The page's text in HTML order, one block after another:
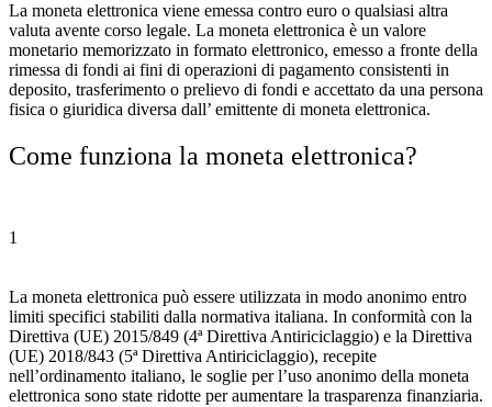
La moneta elettronica viene emessa contro euro o qualsiasi altra
valuta avente corso legale. La moneta elettronica è un valore
monetario memorizzato in formato elettronico, emesso a fronte della
rimessa di fondi ai fini di operazioni di pagamento consistenti in
deposito, trasferimento o prelievo di fondi e accettato da una persona
fisica o giuridica diversa dall’ emittente di moneta elettronica.
Come funziona la moneta elettronica?
1
La moneta elettronica può essere utilizzata in modo anonimo entro
limiti specifici stabiliti dalla normativa italiana. In conformità con la
Direttiva (UE) 2015/849 (4ª Direttiva Antiriciclaggio) e la Direttiva
(UE) 2018/843 (5ª Direttiva Antiriciclaggio), recepite
nell’ordinamento italiano, le soglie per l’uso anonimo della moneta
elettronica sono state ridotte per aumentare la trasparenza finanziaria.